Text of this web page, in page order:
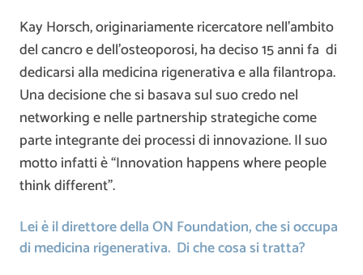
Kay Horsch, originariamente ricercatore nell’ambito
del cancro e dell’osteoporosi, ha deciso 15 anni fa di
dedicarsi alla medicina rigenerativa e alla filantropa.
Una decisione che si basava sul suo credo nel
networking e nelle partnership strategiche come
parte integrante dei processi di innovazione. Il suo
motto infatti è “Innovation happens where people
think different”.
Lei è il direttore della ON Foundation, che si occupa
di medicina rigenerativa. Di che cosa si tratta?